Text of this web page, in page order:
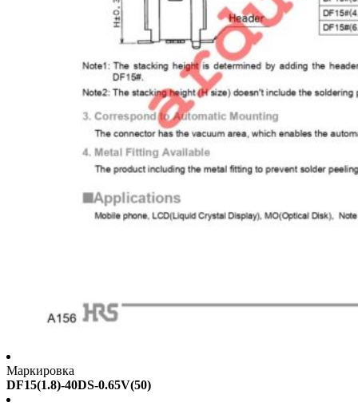
Маркировка
DF15(1.8)-40DS-0.65V(50)